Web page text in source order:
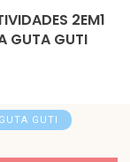
2EM1
GUTA GUTI
GUTI